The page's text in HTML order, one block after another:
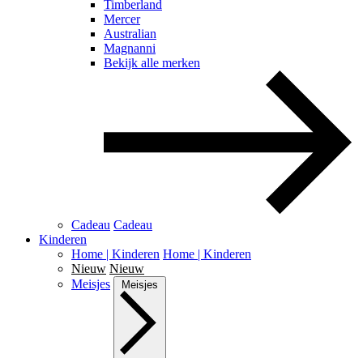
Timberland
Mercer
Australian
Magnanni
Bekijk alle merken
Cadeau Cadeau
Kinderen
Home | Kinderen Home | Kinderen
Nieuw Nieuw
Meisjes
Meisjes